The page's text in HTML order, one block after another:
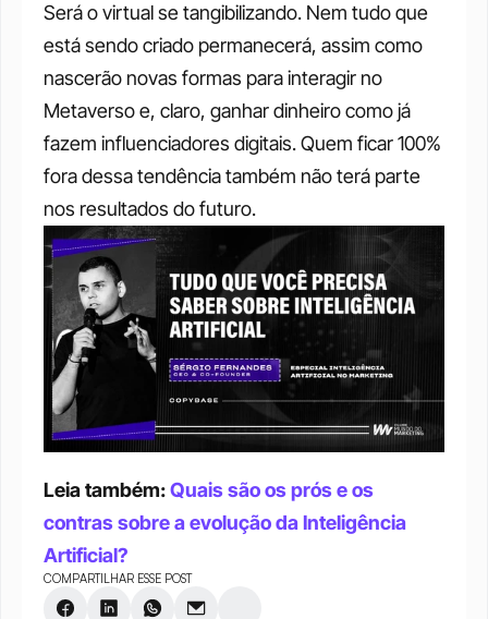
Será o virtual se tangibilizando. Nem tudo que
está sendo criado permanecerá, assim como
nascerão novas formas para interagir no
Metaverso e, claro, ganhar dinheiro como já
fazem influenciadores digitais. Quem ficar 100%
fora dessa tendência também não terá parte
nos resultados do futuro.
Leia também: Quais são os prós e os
contras sobre a evolução da Inteligência
Artificial?
COMPARTILHAR ESSE POST